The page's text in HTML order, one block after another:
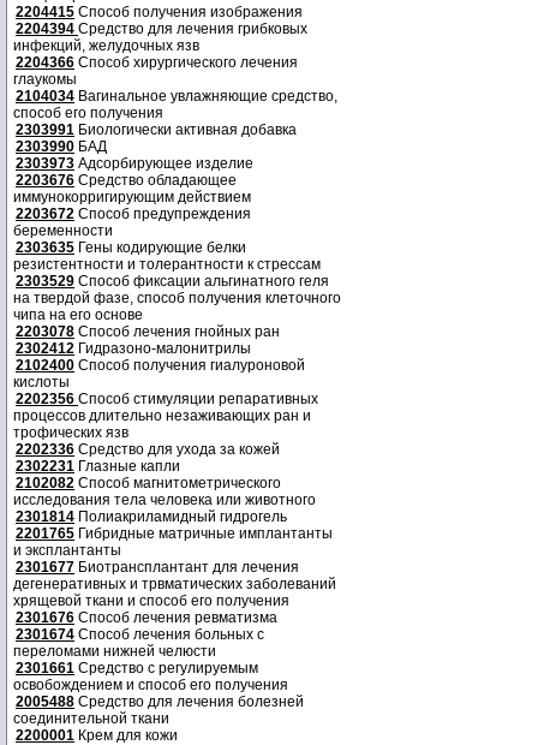
2204415 Способ получения изображения
2204394 Средство для лечения грибковых
инфекций, желудочных язв
2204366 Способ хирургического лечения
глаукомы
2104034 Вагинальное увлажняющие средство,
способ его получения
2303991 Биологически активная добавка
2303990 БАД
2303973 Адсорбирующее изделие
2203676 Средство обладающее
иммунокорригирующим действием
2203672 Способ предупреждения
беременности
2303635 Гены кодирующие белки
резистентности и толерантности к стрессам
2303529 Способ фиксации альгинатного геля
на твердой фазе, способ получения клеточного
чипа на его основе
2203078 Способ лечения гнойных ран
2302412 Гидразоно-малонитрилы
2102400 Способ получения гиалуроновой
кислоты
2202356 Способ стимуляции репаративных
процессов длительно незаживающих ран и
трофических язв
2202336 Средство для ухода за кожей
2302231 Глазные капли
2102082 Способ магнитометрического
исследования тела человека или животного
2301814 Полиакриламидный гидрогель
2201765 Гибридные матричные имплантанты
и эксплантанты
2301677 Биотрансплантант для лечения
дегенеративных и трвматических заболеваний
хрящевой ткани и способ его получения
2301676 Способ лечения ревматизма
2301674 Способ лечения больных с
переломами нижней челюсти
2301661 Средство с регулируемым
освобождением и способ его получения
2005488 Средство для лечения болезней
соединительной ткани
2200001 Крем для кожи